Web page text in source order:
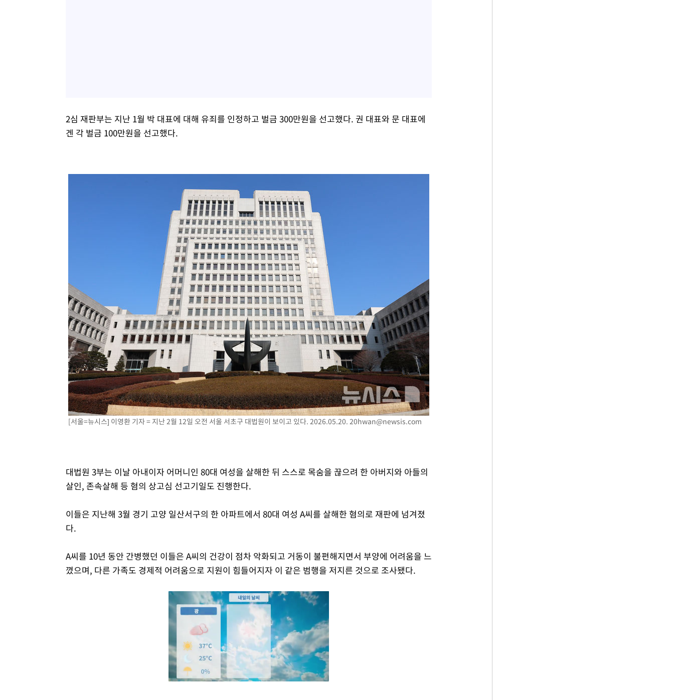
2심 재판부는 지난 1월 박 대표에 대해 유죄를 인정하고 벌금 300만원을 선고했다. 권 대표와 문 대표에
겐 각 벌금 100만원을 선고했다.
[서울=뉴시스] 이영환 기자 = 지난 2월 12일 오전 서울 서초구 대법원이 보이고 있다. 2026.05.20. 20hwan@newsis.com
대법원 3부는 이날 아내이자 어머니인 80대 여성을 살해한 뒤 스스로 목숨을 끊으려 한 아버지와 아들의
살인, 존속살해 등 혐의 상고심 선고기일도 진행한다.
이들은 지난해 3월 경기 고양 일산서구의 한 아파트에서 80대 여성 A씨를 살해한 혐의로 재판에 넘겨졌
다.
A씨를 10년 동안 간병했던 이들은 A씨의 건강이 점차 악화되고 거동이 불편해지면서 부양에 어려움을 느
꼈으며, 다른 가족도 경제적 어려움으로 지원이 힘들어지자 이 같은 범행을 저지른 것으로 조사됐다.